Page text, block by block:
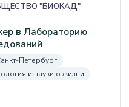
"БИОКАД"
в Лабораторию
Петербург
и науки о жизни